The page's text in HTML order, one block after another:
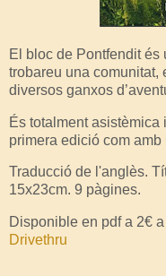
El bloc de Pontfendit és
trobareu una comunitat,
diversos ganxos
És totalment asistèmica
primera edició com amb
Traducció de l'anglès.
15x23cm. 9 pàgines.
Disponible en pdf a 2€
Drivethru